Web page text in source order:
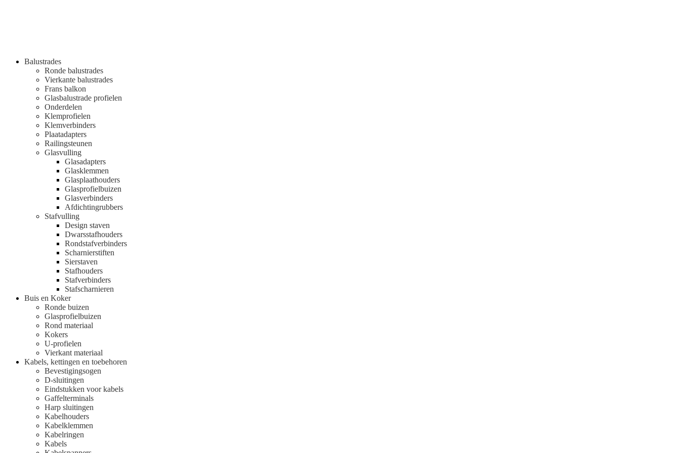
Balustrades
Ronde balustrades
Vierkante balustrades
Frans balkon
Glasbalustrade profielen
Onderdelen
Klemprofielen
Klemverbinders
Plaatadapters
Railingsteunen
Glasvulling
Glasadapters
Glasklemmen
Glasplaathouders
Glasprofielbuizen
Glasverbinders
Afdichtingrubbers
Stafvulling
Design staven
Dwarsstafhouders
Rondstafverbinders
Scharnierstiften
Sierstaven
Stafhouders
Stafverbinders
Stafscharnieren
Buis en Koker
Ronde buizen
Glasprofielbuizen
Rond materiaal
Kokers
U-profielen
Vierkant materiaal
Kabels, kettingen en toebehoren
Bevestigingsogen
D-sluitingen
Eindstukken voor kabels
Gaffelterminals
Harp sluitingen
Kabelhouders
Kabelklemmen
Kabelringen
Kabels